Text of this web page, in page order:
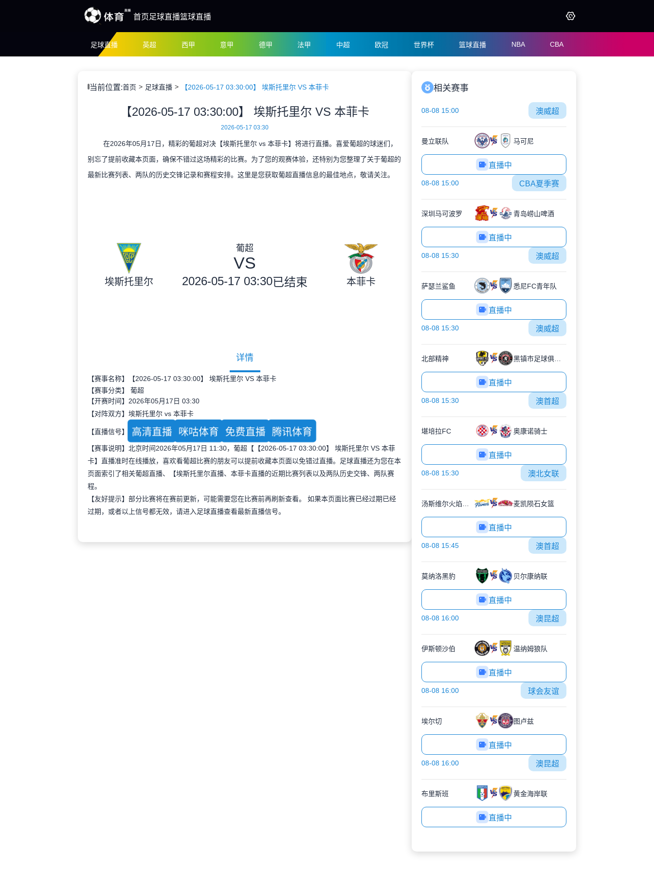
首页足球直播篮球直播
足球直播 英超 西甲 意甲 德甲 法甲 中超 欧冠 世界杯 篮球直播 NBA CBA
当前位置:首页 足球直播 【2026-05-17 03:30:00】 埃斯托里尔 VS 本菲卡
【2026-05-17 03:30:00】 埃斯托里尔 VS 本菲卡
2026-05-17 03:30
在2026年05月17日，精彩的葡超对决【埃斯托里尔 vs 本菲卡】将进行直播。喜爱葡超的球迷们，
别忘了提前收藏本页面，确保不错过这场精彩的比赛。为了您的观赛体验，还特别为您整理了关于葡超的
最新比赛列表、两队的历史交锋记录和赛程安排。这里是您获取葡超直播信息的最佳地点，敬请关注。
埃斯托里尔
葡超
VS
2026-05-17 03:30已结束 本菲卡
详情
【赛事名称】【2026-05-17 03:30:00】 埃斯托里尔 VS 本菲卡
【赛事分类】 葡超
【开赛时间】2026年05月17日 03:30
【对阵双方】埃斯托里尔 vs 本菲卡
【直播信号】 高清直播 咪咕体育 免费直播 腾讯体育
【赛事说明】北京时间2026年05月17日 11:30，葡超【【2026-05-17 03:30:00】 埃斯托里尔 VS 本菲
卡】直播准时在线播放，喜欢看葡超比赛的朋友可以提前收藏本页面以免错过直播。足球直播还为您在本
页面索引了相关葡超直播、【埃斯托里尔直播、本菲卡直播的近期比赛列表以及两队历史交锋、两队赛
程。
【友好提示】部分比赛将在赛前更新，可能需要您在比赛前再刷新查看。 如果本页面比赛已经过期已经
过期，或者以上信号都无效，请进入足球直播查看最新直播信号。
相关赛事
08-08 15:00 澳威超
曼立联队 马可尼
直播中
08-08 15:00 CBA夏季赛
深圳马可波罗 青岛崂山啤酒
直播中
08-08 15:30 澳威超
萨瑟兰鲨鱼 悉尼FC青年队
直播中
08-08 15:30 澳威超
北部精神 黑镇市足球俱乐部
直播中
08-08 15:30 澳首超
堪培拉FC 奥康诺骑士
直播中
08-08 15:30 澳北女联
麦凯陨石女篮
直播中
08-08 15:45 澳首超
莫纳洛黑豹 贝尔康纳联
直播中
08-08 16:00 澳昆超
伊斯顿沙伯 温纳姆狼队
直播中
08-08 16:00 球会友谊
埃尔切 图卢兹
直播中
08-08 16:00 澳昆超
布里斯班 黄金海岸联
直播中